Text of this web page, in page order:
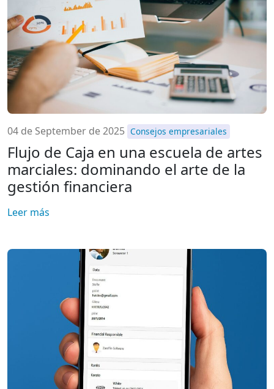
04 de September de 2025 Consejos empresariales
Flujo de Caja en una escuela de artes
marciales: dominando el arte de la
gestión financiera
Leer más